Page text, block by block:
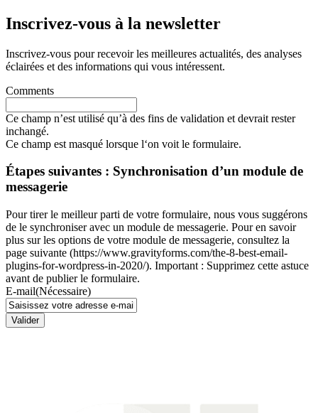
Inscrivez-vous à la newsletter
Inscrivez-vous pour recevoir les meilleures actualités, des analyses
éclairées et des informations qui vous intéressent.
Comments
Ce champ n’est utilisé qu’à des fins de validation et devrait rester
inchangé.
Ce champ est masqué lorsque l‘on voit le formulaire.
Étapes suivantes : Synchronisation d’un module de
messagerie
Pour tirer le meilleur parti de votre formulaire, nous vous suggérons
de le synchroniser avec un module de messagerie. Pour en savoir
plus sur les options de votre module de messagerie, consultez la
page suivante (https://www.gravityforms.com/the-8-best-email-
plugins-for-wordpress-in-2020/). Important : Supprimez cette astuce
avant de publier le formulaire.
E-mail(Nécessaire)
Valider